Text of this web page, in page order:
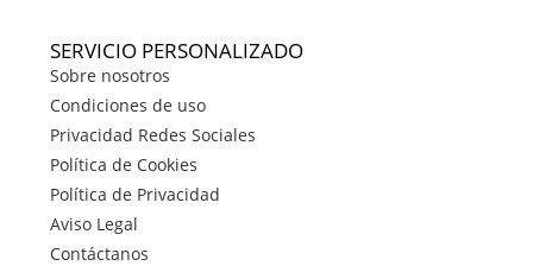
SERVICIO PERSONALIZADO
Sobre nosotros
Condiciones de uso
Privacidad Redes Sociales
Política de Cookies
Política de Privacidad
Aviso Legal
Contáctanos